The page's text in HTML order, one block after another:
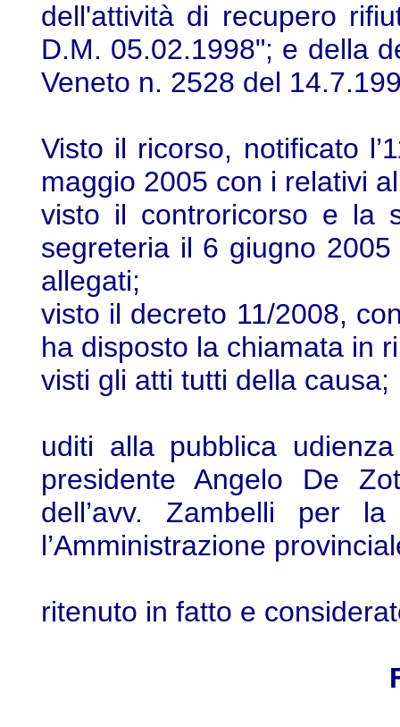
dell'attività di recupero
D.M. 05.02.1998"; e della
Veneto n. 2528 del
Visto il ricorso, notificato
maggio 2005 con i relativi
visto il controricorso e la
segreteria il 6 giugno
allegati;
visto il decreto 11/2008,
ha disposto la chiamata in
visti gli atti tutti della causa;
uditi alla pubblica
presidente Angelo De
dell’avv. Zambelli per
l’Amministrazione
ritenuto in fatto e